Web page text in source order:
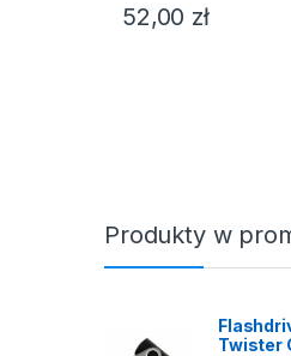
52,00 zł
Produkty w
Twister